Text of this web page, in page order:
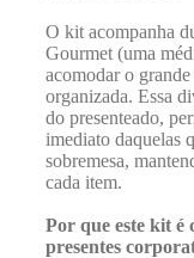
O kit acompanha
Gourmet (uma
acomodar o
organizada. Essa
do presenteado,
imediato daquelas
sobremesa,
cada item.
Por que este kit é
presentes